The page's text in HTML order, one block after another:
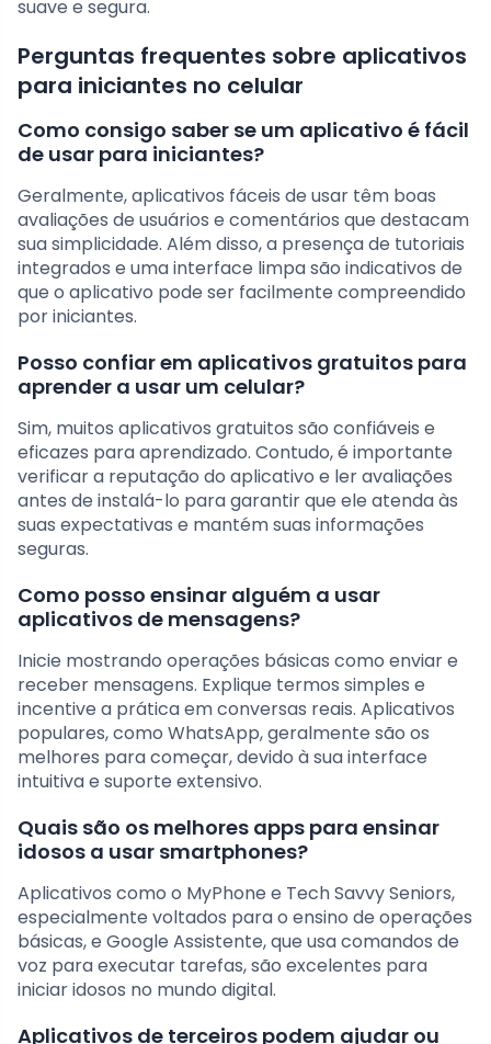
suave e segura.
Perguntas frequentes sobre aplicativos
para iniciantes no celular
Como consigo saber se um aplicativo é fácil
de usar para iniciantes?
Geralmente, aplicativos fáceis de usar têm boas
avaliações de usuários e comentários que destacam
sua simplicidade. Além disso, a presença de tutoriais
integrados e uma interface limpa são indicativos de
que o aplicativo pode ser facilmente compreendido
por iniciantes.
Posso confiar em aplicativos gratuitos para
aprender a usar um celular?
Sim, muitos aplicativos gratuitos são confiáveis e
eficazes para aprendizado. Contudo, é importante
verificar a reputação do aplicativo e ler avaliações
antes de instalá-lo para garantir que ele atenda às
suas expectativas e mantém suas informações
seguras.
Como posso ensinar alguém a usar
aplicativos de mensagens?
Inicie mostrando operações básicas como enviar e
receber mensagens. Explique termos simples e
incentive a prática em conversas reais. Aplicativos
populares, como WhatsApp, geralmente são os
melhores para começar, devido à sua interface
intuitiva e suporte extensivo.
Quais são os melhores apps para ensinar
idosos a usar smartphones?
Aplicativos como o MyPhone e Tech Savvy Seniors,
especialmente voltados para o ensino de operações
básicas, e Google Assistente, que usa comandos de
voz para executar tarefas, são excelentes para
iniciar idosos no mundo digital.
Aplicativos de terceiros podem ajudar ou